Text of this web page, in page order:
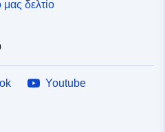
δελτίο
Youtube